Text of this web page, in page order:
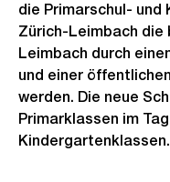
die Primarschul- und
Zürich-Leimbach die
Leimbach durch
und einer
werden. Die neue
Primarklassen im
Kindergartenklassen.